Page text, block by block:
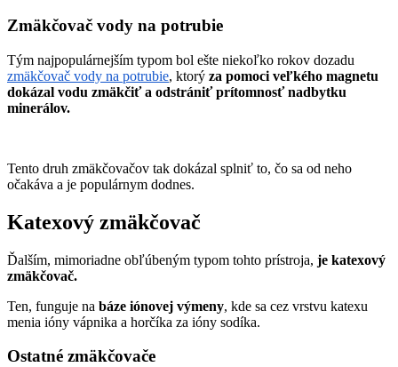
Zmäkčovač vody na potrubie
Tým najpopulárnejším typom bol ešte niekoľko rokov dozadu
zmäkčovač vody na potrubie, ktorý za pomoci veľkého magnetu
dokázal vodu zmäkčiť a odstrániť prítomnosť nadbytku
minerálov.
Tento druh zmäkčovačov tak dokázal splniť to, čo sa od neho
očakáva a je populárnym dodnes.
Katexový zmäkčovač
Ďalším, mimoriadne obľúbeným typom tohto prístroja, je katexový
zmäkčovač.
Ten, funguje na báze iónovej výmeny, kde sa cez vrstvu katexu
menia ióny vápnika a horčíka za ióny sodíka.
Ostatné zmäkčovače